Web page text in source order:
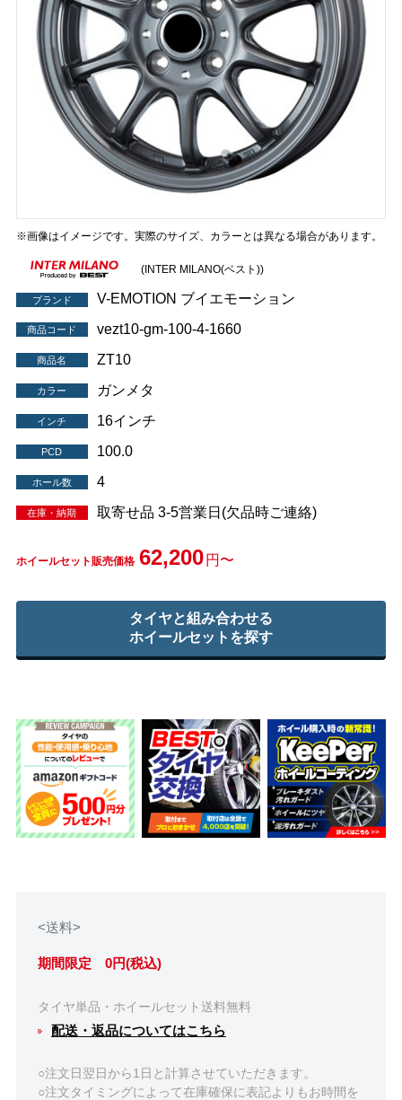
※画像はイメージです。実際のサイズ、カラーとは異なる場合があります。
(INTER MILANO(ベスト))
ブランド V-EMOTION ブイエモーション
商品コード vezt10-gm-100-4-1660
商品名 ZT10
カラー ガンメタ
インチ 16インチ
PCD 100.0
ホール数 4
在庫・納期 取寄せ品 3-5営業日(欠品時ご連絡)
ホイールセット販売価格 62,200 円〜
タイヤと組み合わせる
ホイールセットを探す
<送料>
期間限定 0円(税込)
タイヤ単品・ホイールセット送料無料
配送・返品についてはこちら
○注文日翌日から1日と計算させていただきます。
○注文タイミングによって在庫確保に表記よりもお時間を